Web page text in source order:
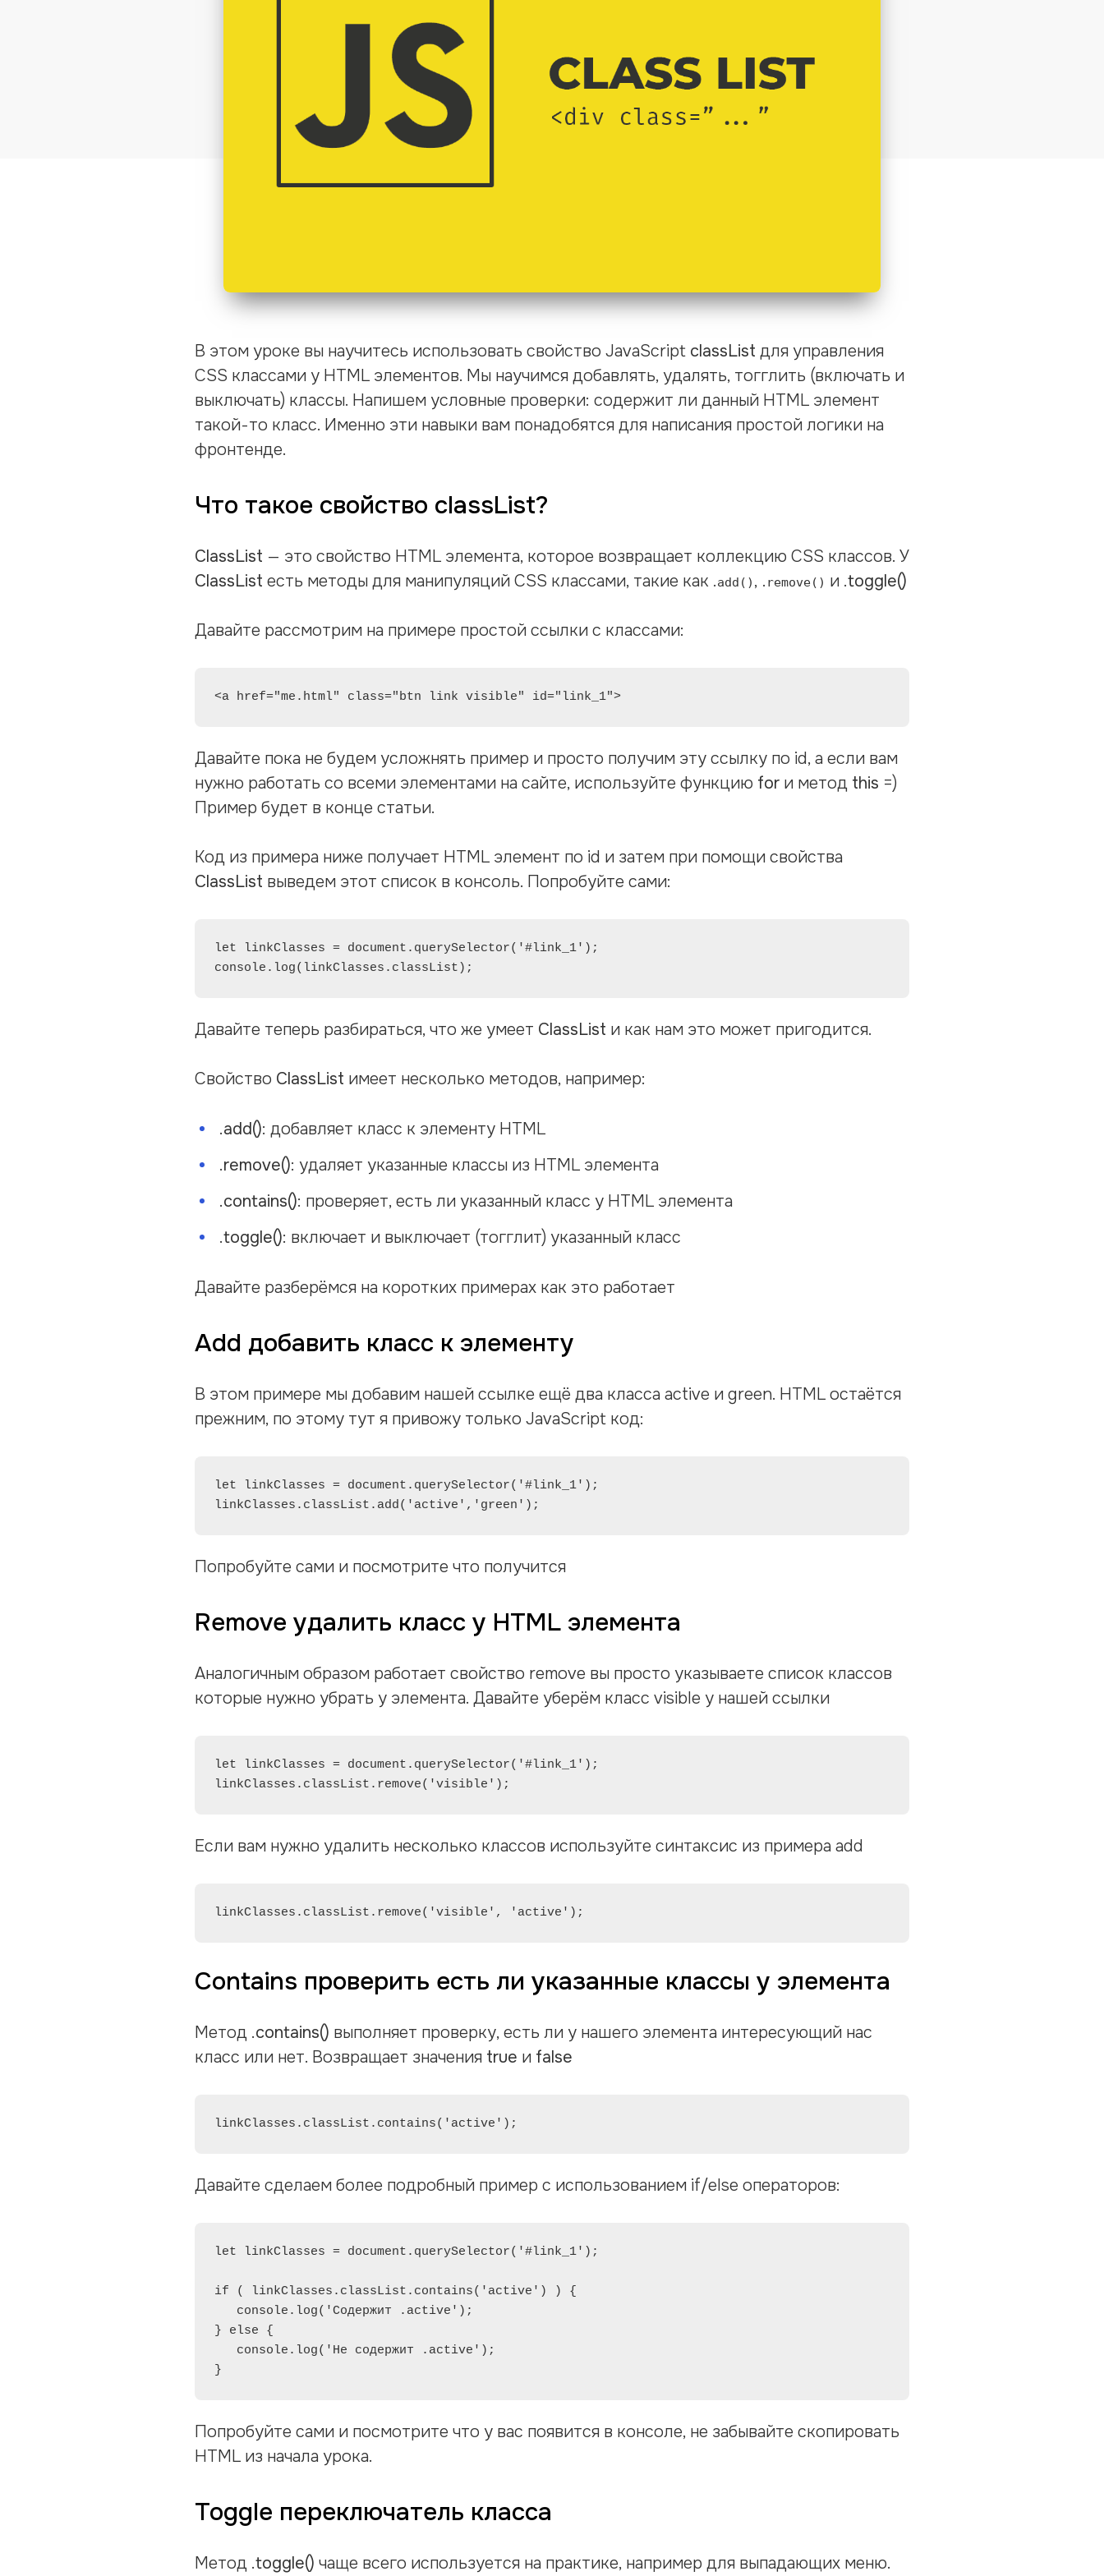
В этом уроке вы научитесь использовать свойство JavaScript classList для управления
CSS классами у HTML элементов. Мы научимся добавлять, удалять, тогглить (включать и
выключать) классы. Напишем условные проверки: содержит ли данный HTML элемент
такой-то класс. Именно эти навыки вам понадобятся для написания простой логики на
фронтенде.
Что такое свойство classList?
ClassList — это свойство HTML элемента, которое возвращает коллекцию CSS классов. У
ClassList есть методы для манипуляций CSS классами, такие как .add() , . remove() и .toggle()
Давайте рассмотрим на примере простой ссылки с классами:
<a href="me.html" class="btn link visible" id="link_1">
Давайте пока не будем усложнять пример и просто получим эту ссылку по id, а если вам
нужно работать со всеми элементами на сайте, используйте функцию for и метод this =)
Пример будет в конце статьи.
Код из примера ниже получает HTML элемент по id и затем при помощи свойства
ClassList выведем этот список в консоль. Попробуйте сами:
let linkClasses = document.querySelector('#link_1');
console.log(linkClasses.classList);
Давайте теперь разбираться, что же умеет ClassList и как нам это может пригодится.
Свойство ClassList имеет несколько методов, например:
.add(): добавляет класс к элементу HTML
.remove(): удаляет указанные классы из HTML элемента
.contains(): проверяет, есть ли указанный класс у HTML элемента
.toggle(): включает и выключает (тогглит) указанный класс
Давайте разберёмся на коротких примерах как это работает
Add добавить класс к элементу
В этом примере мы добавим нашей ссылке ещё два класса active и green. HTML остаётся
прежним, по этому тут я привожу только JavaScript код:
let linkClasses = document.querySelector('#link_1');
linkClasses.classList.add('active','green');
Попробуйте сами и посмотрите что получится
Remove удалить класс у HTML элемента
Аналогичным образом работает свойство remove вы просто указываете список классов
которые нужно убрать у элемента. Давайте уберём класс visible у нашей ссылки
let linkClasses = document.querySelector('#link_1');
linkClasses.classList.remove('visible');
Если вам нужно удалить несколько классов используйте синтаксис из примера add
linkClasses.classList.remove('visible', 'active');
Contains проверить есть ли указанные классы у элемента
Метод .contains() выполняет проверку, есть ли у нашего элемента интересующий нас
класс или нет. Возвращает значения true и false
linkClasses.classList.contains('active');
Давайте сделаем более подробный пример с использованием if/else операторов:
let linkClasses = document.querySelector('#link_1');
if ( linkClasses.classList.contains('active') ) {
} else {
}
Попробуйте сами и посмотрите что у вас появится в консоле, не забывайте скопировать
HTML из начала урока.
Toggle переключатель класса
Метод .toggle() чаще всего используется на практике, например для выпадающих меню.